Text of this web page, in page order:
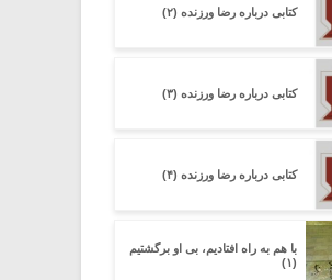
کتابی درباره رضا ورزنده (۲)
کتابی درباره رضا ورزنده (۳)
کتابی درباره رضا ورزنده (۴)
با هم به راه افتادیم، بی او برگشتیم
(۱)